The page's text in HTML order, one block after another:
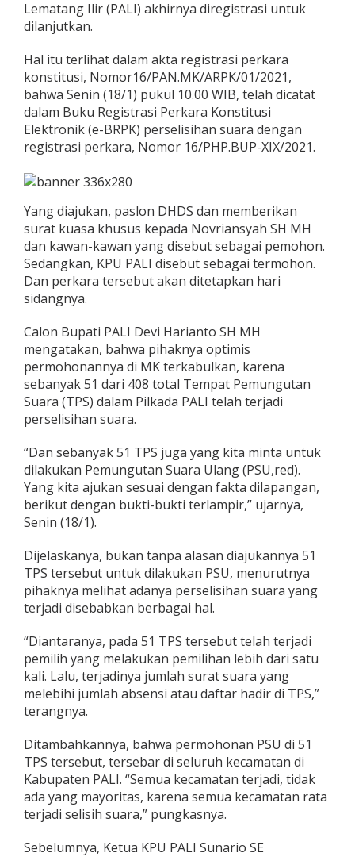
Lematang Ilir (PALI) akhirnya diregistrasi untuk
dilanjutkan.
Hal itu terlihat dalam akta registrasi perkara
konstitusi, Nomor16/PAN.MK/ARPK/01/2021,
bahwa Senin (18/1) pukul 10.00 WIB, telah dicatat
dalam Buku Registrasi Perkara Konstitusi
Elektronik (e-BRPK) perselisihan suara dengan
registrasi perkara, Nomor 16/PHP.BUP-XIX/2021.
Yang diajukan, paslon DHDS dan memberikan
surat kuasa khusus kepada Novriansyah SH MH
dan kawan-kawan yang disebut sebagai pemohon.
Sedangkan, KPU PALI disebut sebagai termohon.
Dan perkara tersebut akan ditetapkan hari
sidangnya.
Calon Bupati PALI Devi Harianto SH MH
mengatakan, bahwa pihaknya optimis
permohonannya di MK terkabulkan, karena
sebanyak 51 dari 408 total Tempat Pemungutan
Suara (TPS) dalam Pilkada PALI telah terjadi
perselisihan suara.
“Dan sebanyak 51 TPS juga yang kita minta untuk
dilakukan Pemungutan Suara Ulang (PSU,red).
Yang kita ajukan sesuai dengan fakta dilapangan,
berikut dengan bukti-bukti terlampir,” ujarnya,
Senin (18/1).
Dijelaskanya, bukan tanpa alasan diajukannya 51
TPS tersebut untuk dilakukan PSU, menurutnya
pihaknya melihat adanya perselisihan suara yang
terjadi disebabkan berbagai hal.
“Diantaranya, pada 51 TPS tersebut telah terjadi
pemilih yang melakukan pemilihan lebih dari satu
kali. Lalu, terjadinya jumlah surat suara yang
melebihi jumlah absensi atau daftar hadir di TPS,”
terangnya.
Ditambahkannya, bahwa permohonan PSU di 51
TPS tersebut, tersebar di seluruh kecamatan di
Kabupaten PALI. “Semua kecamatan terjadi, tidak
ada yang mayoritas, karena semua kecamatan rata
terjadi selisih suara,” pungkasnya.
Sebelumnya, Ketua KPU PALI Sunario SE